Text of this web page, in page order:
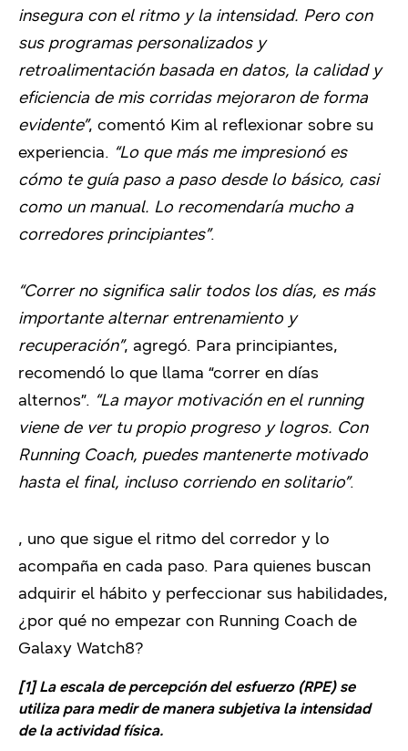
insegura con el ritmo y la intensidad. Pero con
sus programas personalizados y
retroalimentación basada en datos, la calidad y
eficiencia de mis corridas mejoraron de forma
evidente”, comentó Kim al reflexionar sobre su
experiencia. “Lo que más me impresionó es
cómo te guía paso a paso desde lo básico, casi
como un manual. Lo recomendaría mucho a
corredores principiantes”.
“Correr no significa salir todos los días, es más
importante alternar entrenamiento y
recuperación”, agregó. Para principiantes,
recomendó lo que llama “correr en días
alternos”. “La mayor motivación en el running
viene de ver tu propio progreso y logros. Con
Running Coach, puedes mantenerte motivado
hasta el final, incluso corriendo en solitario”.
, uno que sigue el ritmo del corredor y lo
acompaña en cada paso. Para quienes buscan
adquirir el hábito y perfeccionar sus habilidades,
¿por qué no empezar con Running Coach de
Galaxy Watch8?
[1]La escala de percepción del esfuerzo (RPE) se
utiliza para medir de manera subjetiva la intensidad
de la actividad física.